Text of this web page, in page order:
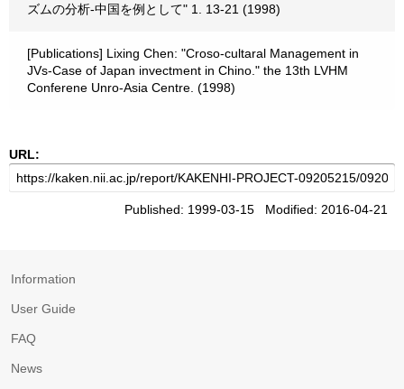
ズムの分析-中国を例として" 1. 13-21 (1998)
[Publications] Lixing Chen: "Croso-cultaral Management in
JVs-Case of Japan invectment in Chino." the 13th LVHM
Conferene Unro-Asia Centre. (1998)
URL:
Published: 1999-03-15 Modified: 2016-04-21
Information
User Guide
FAQ
News